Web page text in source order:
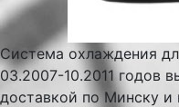
Система охлаждения
03.2007-10.2011 годов
доставкой по Минску